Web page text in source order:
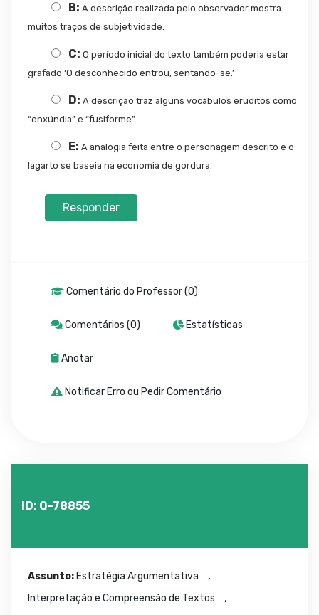
B: A descrição realizada pelo observador mostra
muitos traços de subjetividade.
C: O período inicial do texto também poderia estar
grafado ‘O desconhecido entrou, sentando-se.’
D: A descrição traz alguns vocábulos eruditos como
“enxúndia” e “fusiforme”.
E: A analogia feita entre o personagem descrito e o
lagarto se baseia na economia de gordura.
Responder
Comentário do Professor (0)
Comentários (0) Estatísticas
Anotar
Notificar Erro ou Pedir Comentário
ID: Q-78855
Assunto: Estratégia Argumentativa ,
Interpretação e Compreensão de Textos ,